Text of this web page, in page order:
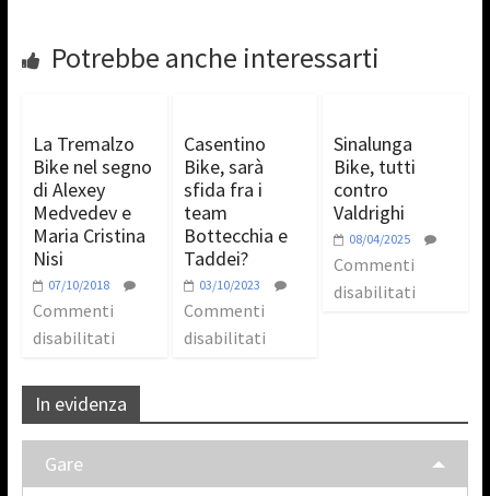
Potrebbe anche interessarti
La Tremalzo
Bike nel segno
di Alexey
Medvedev e
Maria Cristina
Nisi
07/10/2018
Commenti
disabilitati
Casentino
Bike, sarà
sfida fra i
team
Bottecchia e
Taddei?
03/10/2023
Commenti
disabilitati
Sinalunga
Bike, tutti
contro
Valdrighi
08/04/2025
Commenti
disabilitati
In evidenza
Gare